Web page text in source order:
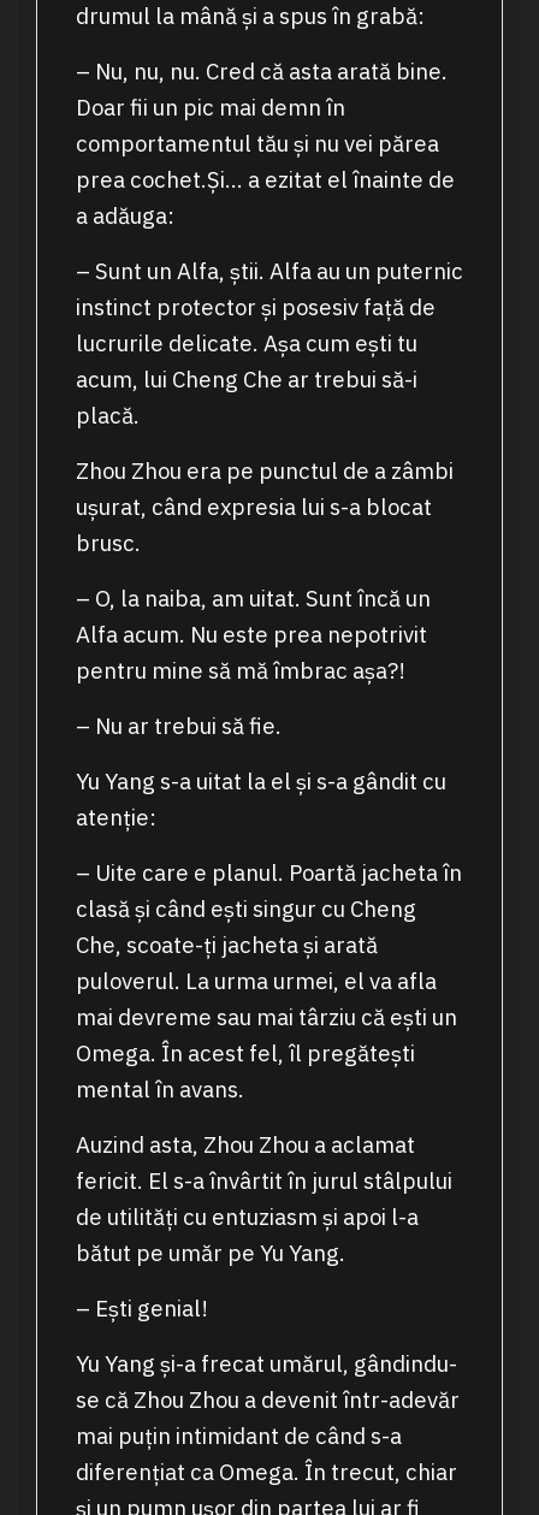
drumul la mână și a spus în grabă:
– Nu, nu, nu. Cred că asta arată bine.
Doar fii un pic mai demn în
comportamentul tău și nu vei părea
prea cochet.Și… a ezitat el înainte de
a adăuga:
– Sunt un Alfa, știi. Alfa au un puternic
instinct protector și posesiv față de
lucrurile delicate. Așa cum ești tu
acum, lui Cheng Che ar trebui să-i
placă.
Zhou Zhou era pe punctul de a zâmbi
ușurat, când expresia lui s-a blocat
brusc.
– O, la naiba, am uitat. Sunt încă un
Alfa acum. Nu este prea nepotrivit
pentru mine să mă îmbrac așa?!
– Nu ar trebui să fie.
Yu Yang s-a uitat la el și s-a gândit cu
atenție:
– Uite care e planul. Poartă jacheta în
clasă și când ești singur cu Cheng
Che, scoate-ți jacheta și arată
puloverul. La urma urmei, el va afla
mai devreme sau mai târziu că ești un
Omega. În acest fel, îl pregătești
mental în avans.
Auzind asta, Zhou Zhou a aclamat
fericit. El s-a învârtit în jurul stâlpului
de utilități cu entuziasm și apoi l-a
bătut pe umăr pe Yu Yang.
– Ești genial!
Yu Yang și-a frecat umărul, gândindu-
se că Zhou Zhou a devenit într-adevăr
mai puțin intimidant de când s-a
diferențiat ca Omega. În trecut, chiar
și un pumn ușor din partea lui ar fi